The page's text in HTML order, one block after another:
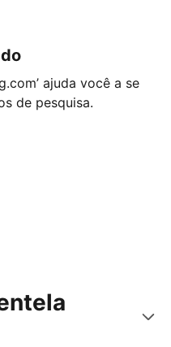
ajuda você a se
de pesquisa.